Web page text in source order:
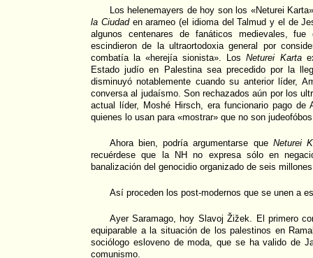
Los helenemayers de hoy son los «Neturei
la Ciudaden arameo (el idioma del Talmud y el de
algunos centenares de fanáticos medievales,
escindieron de la ultraortodoxia general por
combatía la «herejía sionista». LosNeturei Karta
Estado judío en Palestina sea precedido por la
disminuyó notablemente cuando su anterior líder,
conversa al judaísmo. Son rechazados aún por los
actual líder, Moshé Hirsch, era funcionario pago
quienes lo usan para «mostrar» que no son
Ahora bien, podría argumentarse que Neturei
recuérdese que la NH no expresa sólo en
banalización del genocidio organizado de seis
Así proceden los post-modernos que se unen a
Ayer Saramago, hoy Slavoj Žižek. El primero
equiparable a la situación de los palestinos en
sociólogo esloveno de moda, que se ha valido de
comunismo.